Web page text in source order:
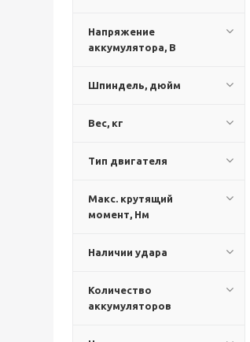
Напряжение
аккумулятора, В
Шпиндель, дюйм
Вес, кг
Тип двигателя
Макс. крутящий
момент, Нм
Наличии удара
Количество
аккумуляторов